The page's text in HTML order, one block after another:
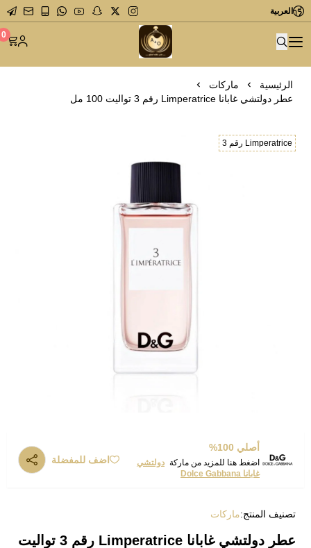
العربية
متجر عاشق العطور 0
الرئيسية
ماركات
عطر دولتشي غابانا Limperatrice رقم 3 تواليت 100 مل
Limperatrice رقم 3
أصلي 100%
اضغط هنا للمزيد من ماركة دولتشي
غابانا Dolce Gabbana
اضف للمفضلة
تصنيف المنتج:ماركات
عطر دولتشي غابانا Limperatrice رقم 3 تواليت